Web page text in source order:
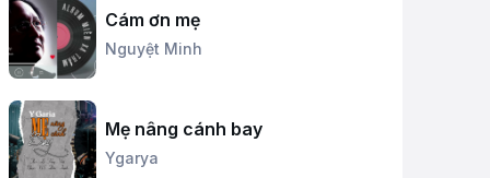
Cám ơn mẹ
Nguyệt Minh
Mẹ nâng cánh bay
Ygarya